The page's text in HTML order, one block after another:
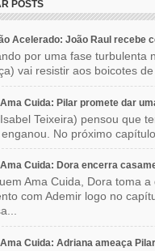
POSTS
Acelerado: João Raul recebe
por uma fase turbulenta
vai resistir aos boicotes
Cuida: Pilar promete dar
Teixeira) pensou que
No próximo
Cuida: Dora encerra
Ama Cuida, Dora toma
com Ademir logo no
Cuida: Adriana ameaça